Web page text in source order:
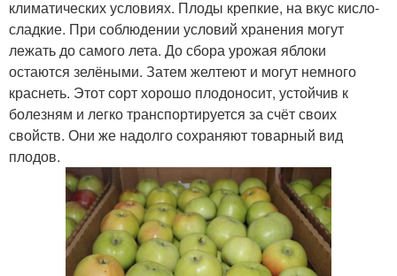
климатических условиях. Плоды крепкие, на вкус кисло-
сладкие. При соблюдении условий хранения могут
лежать до самого лета. До сбора урожая яблоки
остаются зелёными. Затем желтеют и могут немного
краснеть. Этот сорт хорошо плодоносит, устойчив к
болезням и легко транспортируется за счёт своих
свойств. Они же надолго сохраняют товарный вид
плодов.